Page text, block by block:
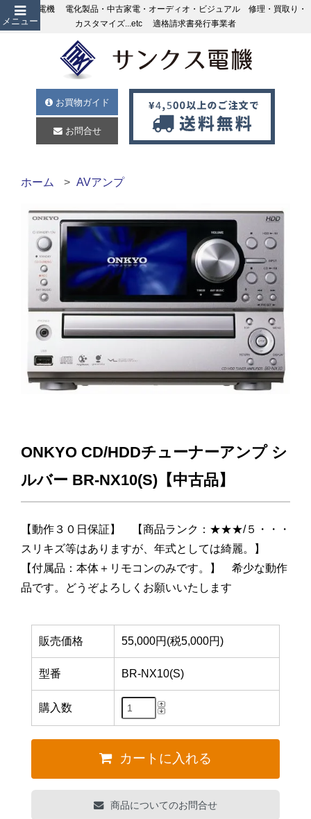
メニュー
サンクス電機 電化製品・中古家電・オーディオ・ビジュアル 修理・買取り・
カスタマイズ...etc 適格請求書発行事業者
お買物ガイド
お問合せ
ホーム AVアンプ
ONKYO CD/HDDチューナーアンプ シ
ルバー BR-NX10(S)【中古品】
【動作３０日保証】 【商品ランク：★★★/５・・・
スリキズ等はありますが、年式としては綺麗。】
【付属品：本体＋リモコンのみです。】 希少な動作
品です。どうぞよろしくお願いいたします
販売価格 55,000円(税5,000円)
型番 BR-NX10(S)
購入数
カートに入れる
商品についてのお問合せ